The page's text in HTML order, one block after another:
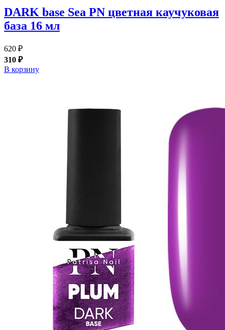
DARK base Sea PN цветная каучуковая
база 16 мл
620 ₽
310 ₽
В корзину